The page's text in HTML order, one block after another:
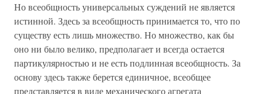
Но всеобщность универсальных суждений не является
истинной. Здесь за всеобщность принимается то, что по
существу есть лишь множество. Но множество, как бы
оно ни было велико, предполагает и всегда остается
партикулярностью и не есть подлинная всеобщность. За
основу здесь также берется единичное, всеобщее
представляется в виде механического агрегата